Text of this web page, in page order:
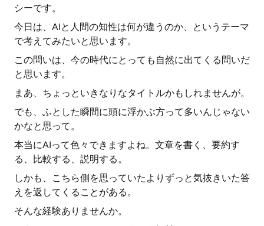
シーです。
今日は、AIと人間の知性は何が違うのか、というテーマ
で考えてみたいと思います。
この問いは、今の時代にとっても自然に出てくる問いだ
と思います。
まあ、ちょっといきなりなタイトルかもしれませんが。
でも、ふとした瞬間に頭に浮かぶ方って多いんじゃない
かなと思って。
本当にAIって色々できますよね。文章を書く、要約す
る、比較する、説明する。
しかも、こちら側を思っていたよりずっと気抜きいた答
えを返してくることがある。
そんな経験ありませんか。